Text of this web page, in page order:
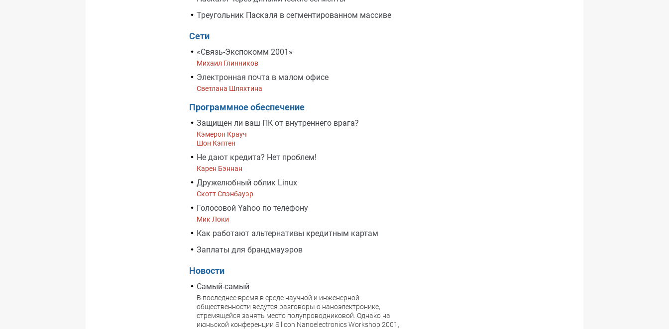
Треугольник Паскаля в сегментированном массиве
Сети
«Связь-Экспокомм 2001»
Михаил Глинников
Электронная почта в малом офисе
Светлана Шляхтина
Программное обеспечение
Защищен ли ваш ПК от внутреннего врага?
Кэмерон Крауч
Шон Кэптен
Не дают кредита? Нет проблем!
Карен Бэннан
Дружелюбный облик Linux
Скотт Спэнбауэр
Голосовой Yahoo по телефону
Мик Локи
Как работают альтернативы кредитным картам
Заплаты для брандмауэров
Новости
Самый-самый
В последнее время в среде научной и инженерной
общественности ведутся разговоры о наноэлектронике,
стремящейся занять место полупроводниковой. Однако на
июньской конференции Silicon Nanoelectronics Workshop 2001,